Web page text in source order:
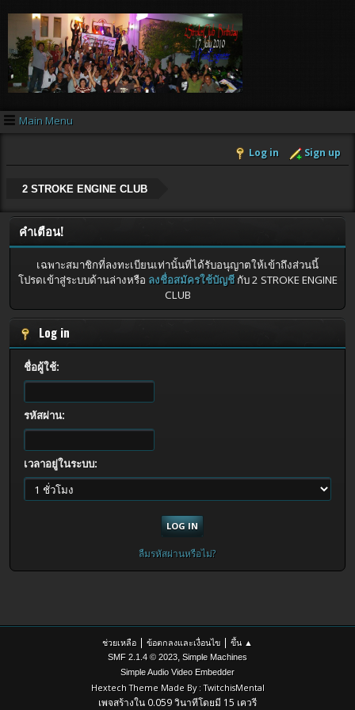
Main Menu
Log in Sign up
2 STROKE ENGINE CLUB
คำเตือน!
เฉพาะสมาชิกที่ลงทะเบียนเท่านั้นที่ได้รับอนุญาตให้เข้าถึงส่วนนี้
โปรดเข้าสู่ระบบด้านล่างหรือ ลงชื่อสมัครใช้บัญชีกับ 2 STROKE ENGINE
CLUB
Log in
ชื่อผู้ใช้:
รหัสผ่าน:
เวลาอยู่ในระบบ:
ลืมรหัสผ่านหรือไม่?
ช่วยเหลือ | ข้อตกลงและเงื่อนไข | ขึ้น ▲
SMF 2.1.4 © 2023, Simple Machines
Simple Audio Video Embedder
Hextech Theme Made By : TwitchisMental
เพจสร้างใน 0.059 วินาทีโดยมี 15 เควรี